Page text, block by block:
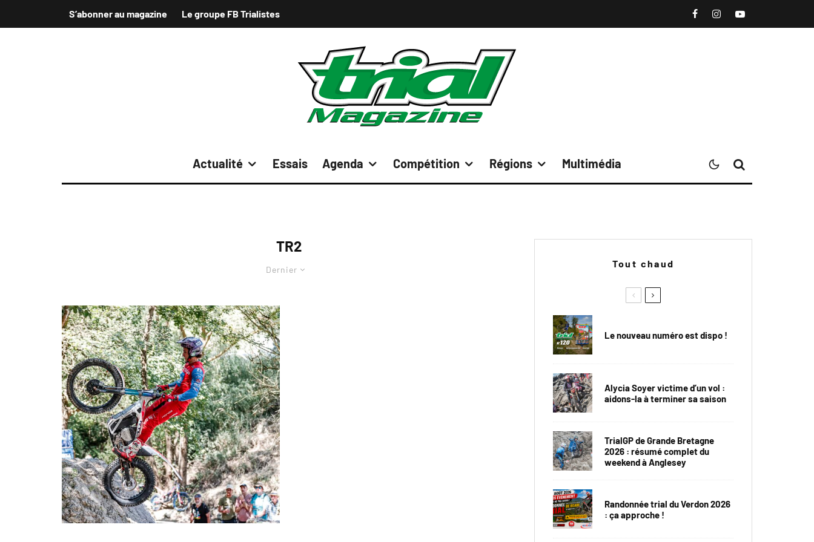
S’abonner au magazine Le groupe FB Trialistes
Actualité Essais Agenda Compétition Régions Multimédia
TR2
Dernier
Tout chaud
Le nouveau numéro est dispo !
Alycia Soyer victime d’un vol :
aidons-la à terminer sa saison
TrialGP de Grande Bretagne
2026 : résumé complet du
weekend à Anglesey
Randonnée trial du Verdon 2026
: ça approche !